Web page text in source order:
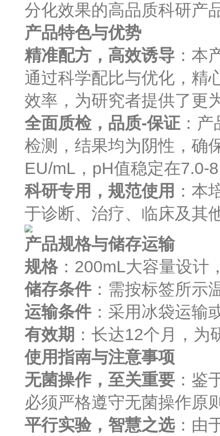
分化效果的高品质科研产
产品特色与优势
精准配方，高效诱导 ：本
通过科学配比与优化，精
效率，为研究者提供了更
全面质检，品质-保证 ：
检测，结果均为阴性，确
EU/mL，pH值稳定在7.0-
科研专用，规范使用 ：本
于诊断、治疗、临床及其
产品规格与储存运输
规格：200mL大容量设计
储存条件：需按标签所示
运输条件：采用冰袋运输
有效期 ：长达12个月，
使用指南与注意事项
无菌操作，至关重要 ：鉴
必须严格遵守无菌操作原
平行实验，智慧之选：由